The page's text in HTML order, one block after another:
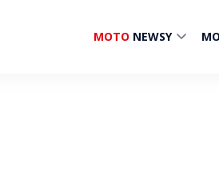
MOTO NEWSY